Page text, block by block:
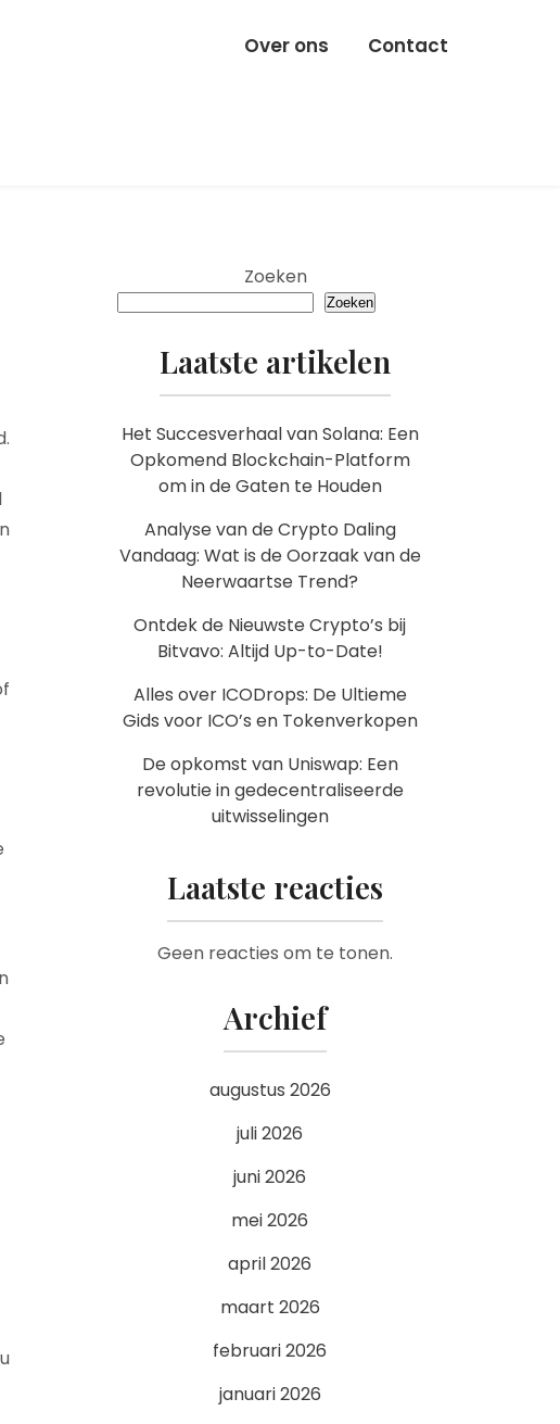
Over ons Contact
Zoeken
Zoeken
Laatste artikelen
Het Succesverhaal van Solana: Een
Opkomend Blockchain-Platform
om in de Gaten te Houden
Analyse van de Crypto Daling
Vandaag: Wat is de Oorzaak van de
Neerwaartse Trend?
Ontdek de Nieuwste Crypto’s bij
Bitvavo: Altijd Up-to-Date!
Alles over ICODrops: De Ultieme
Gids voor ICO’s en Tokenverkopen
De opkomst van Uniswap: Een
revolutie in gedecentraliseerde
uitwisselingen
Laatste reacties
Geen reacties om te tonen.
Archief
augustus 2026
juli 2026
juni 2026
mei 2026
april 2026
maart 2026
februari 2026
januari 2026